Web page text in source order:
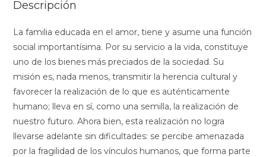
Descripción
La familia educada en el amor, tiene y asume una función
social importantísima. Por su servicio a la vida, constituye
uno de los bienes más preciados de la sociedad. Su
misión es, nada menos, transmitir la herencia cultural y
favorecer la realización de lo que es auténticamente
humano; lleva en sí, como una semilla, la realización de
nuestro futuro. Ahora bien, esta realización no logra
llevarse adelante sin dificultades: se percibe amenazada
por la fragilidad de los vínculos humanos, que forma parte